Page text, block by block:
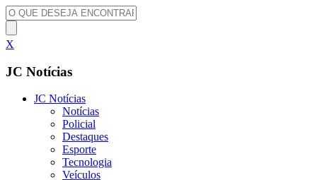
X
JC Notícias
JC Notícias
Notícias
Policial
Destaques
Esporte
Tecnologia
Veículos